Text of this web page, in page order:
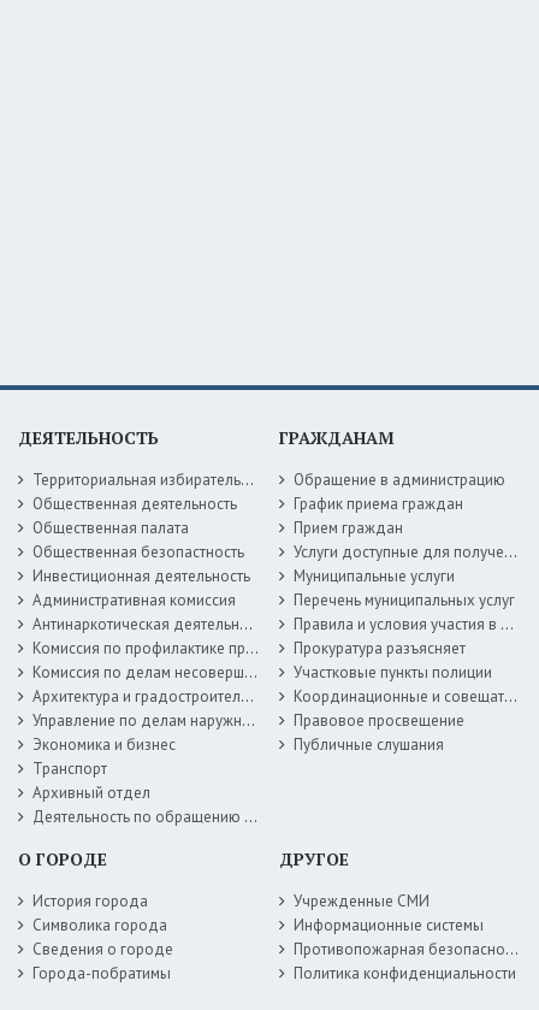
ДЕЯТЕЛЬНОСТЬ
Территориальная избирательная комиссия
Общественная деятельность
Общественная палата
Общественная безопастность
Инвестиционная деятельность
Административная комиссия
Антинаркотическая деятельность
Комиссия по профилактике правонарушений
Комиссия по делам несовершеннолетних
Архитектура и градостроительство
Управление по делам наружной рекламы
Экономика и бизнес
Транспорт
Архивный отдел
Деятельность по обращению с животными без владельцев
ГРАЖДАНАМ
Обращение в администрацию
График приема граждан
Прием граждан
Услуги доступные для получения в электронной форме
Муниципальные услуги
Перечень муниципальных услуг
Правила и условия участия в жилищных программах
Прокуратура разъясняет
Участковые пункты полиции
Координационные и совещательные органы
Правовое просвещение
Публичные слушания
О ГОРОДЕ
История города
Символика города
Сведения о городе
Города-побратимы
ДРУГОЕ
Учрежденные СМИ
Информационные системы
Противопожарная безопасность
Политика конфиденциальности